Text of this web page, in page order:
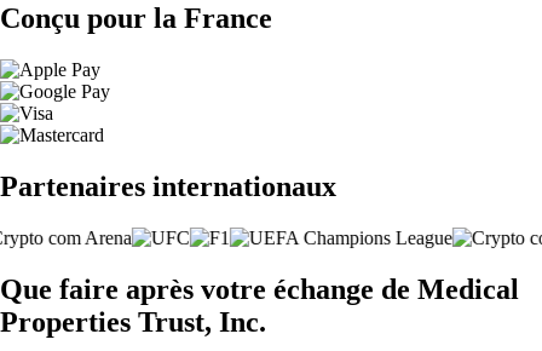
Conçu pour la France
Partenaires internationaux
Que faire après votre échange de Medical
Properties Trust, Inc.